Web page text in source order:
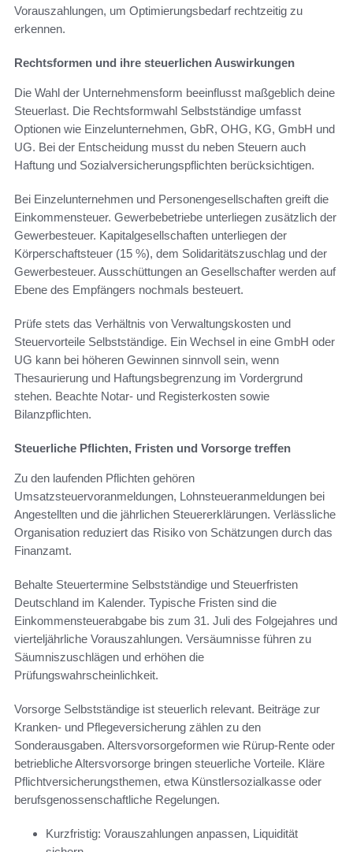
Vorauszahlungen, um Optimierungsbedarf rechtzeitig zu
erkennen.
Rechtsformen und ihre steuerlichen Auswirkungen
Die Wahl der Unternehmensform beeinflusst maßgeblich deine
Steuerlast. Die Rechtsformwahl Selbstständige umfasst
Optionen wie Einzelunternehmen, GbR, OHG, KG, GmbH und
UG. Bei der Entscheidung musst du neben Steuern auch
Haftung und Sozialversicherungspflichten berücksichtigen.
Bei Einzelunternehmen und Personengesellschaften greift die
Einkommensteuer. Gewerbebetriebe unterliegen zusätzlich der
Gewerbesteuer. Kapitalgesellschaften unterliegen der
Körperschaftsteuer (15 %), dem Solidaritätszuschlag und der
Gewerbesteuer. Ausschüttungen an Gesellschafter werden auf
Ebene des Empfängers nochmals besteuert.
Prüfe stets das Verhältnis von Verwaltungskosten und
Steuervorteile Selbstständige. Ein Wechsel in eine GmbH oder
UG kann bei höheren Gewinnen sinnvoll sein, wenn
Thesaurierung und Haftungsbegrenzung im Vordergrund
stehen. Beachte Notar- und Registerkosten sowie
Bilanzpflichten.
Steuerliche Pflichten, Fristen und Vorsorge treffen
Zu den laufenden Pflichten gehören
Umsatzsteuervoranmeldungen, Lohnsteueranmeldungen bei
Angestellten und die jährlichen Steuererklärungen. Verlässliche
Organisation reduziert das Risiko von Schätzungen durch das
Finanzamt.
Behalte Steuertermine Selbstständige und Steuerfristen
Deutschland im Kalender. Typische Fristen sind die
Einkommensteuerabgabe bis zum 31. Juli des Folgejahres und
vierteljährliche Vorauszahlungen. Versäumnisse führen zu
Säumniszuschlägen und erhöhen die
Prüfungswahrscheinlichkeit.
Vorsorge Selbstständige ist steuerlich relevant. Beiträge zur
Kranken- und Pflegeversicherung zählen zu den
Sonderausgaben. Altersvorsorgeformen wie Rürup-Rente oder
betriebliche Altersvorsorge bringen steuerliche Vorteile. Kläre
Pflichtversicherungsthemen, etwa Künstlersozialkasse oder
berufsgenossenschaftliche Regelungen.
Kurzfristig: Vorauszahlungen anpassen, Liquidität